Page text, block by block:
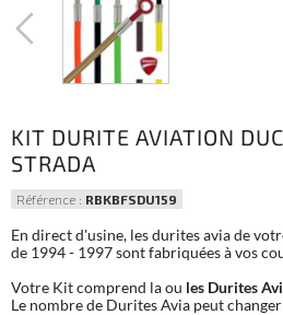
KIT DURITE AVIATION
STRADA
Référence : RBKBFSDU159
En direct d'usine, les durites avia de
de 1994 - 1997 sont fabriquées à vos
Votre Kit comprend la ou les Durites
Le nombre de Durites Avia peut